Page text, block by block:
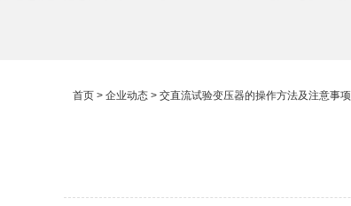
首页 > 企业动态 > 交直流试验变压器的操作方法及注意事项